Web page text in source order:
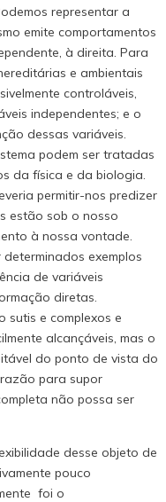
representar a
emite comportamentos
à direita. Para
e ambientais
controláveis,
independentes; e o
dessas variáveis.
podem ser tratadas
da física e da biologia.
permitir-nos predizer
estão sob o nosso
à nossa vontade.
exemplos
de variáveis
diretas.
sutis e complexos e
alcançáveis, mas o
do ponto de vista do
para supor
não possa ser
desse objeto de
pouco
foi o